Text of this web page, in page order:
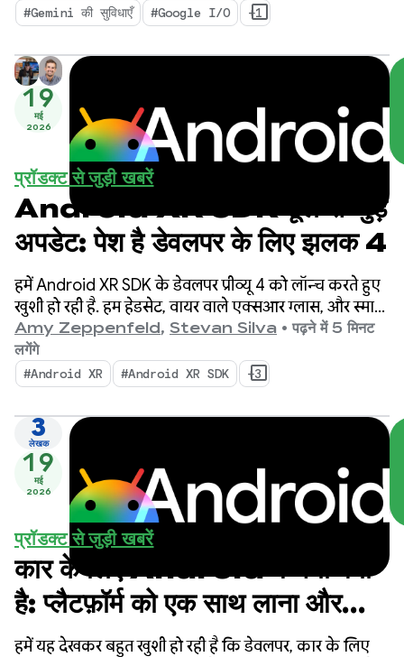
इनसे आपको आने वाले समय में टीवी पर मिलने वाले अनुभवों के
लिए, अपने ऐप्लिकेशन को तैयार करने में मदद मिलेगी.
#Gemini की सुविधाएँ #Google I/O +1
19
मई
2026
प्रॉडक्ट से जुड़ी खबरें
Android XR SDK टूल से जुड़े
अपडेट: पेश है डेवलपर के लिए झलक 4
हमें Android XR SDK के डेवलपर प्रीव्यू 4 को लॉन्च करते हुए
खुशी हो रही है. हम हेडसेट, वायर वाले एक्सआर ग्लास, और स्मार्ट
चश्मे के लिए, क्रॉस-डिवाइस डेवलपमेंट को एक साथ लाने पर
लगातार फ़ोकस कर रहे हैं.
Amy Zeppenfeld, Stevan Silva • पढ़ने में 5 मिनट
लगेंगे
#Android XR #Android XR SDK +3
3
लेखक
19
मई
2026
प्रॉडक्ट से जुड़ी खबरें
कार के लिए Android में नया क्या
है: प्लैटफ़ॉर्म को एक साथ लाना और
प्रीमियम सुविधाएं अनलॉक करना
हमें यह देखकर बहुत खुशी हो रही है कि डेवलपर, कार के लिए